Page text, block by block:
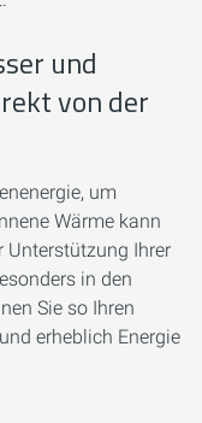
und
von der
um
Wärme kann
Unterstützung Ihrer
in den
Sie so Ihren
erheblich Energie